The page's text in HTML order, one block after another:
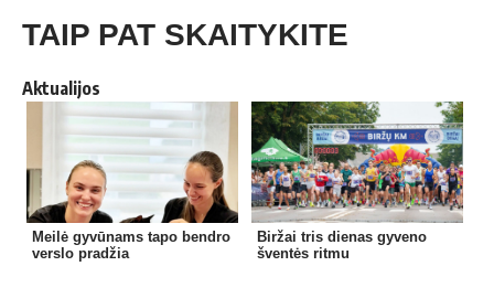
TAIP PAT SKAITYKITE
Aktualijos
Meilė gyvūnams tapo bendro
verslo pradžia
Biržai tris dienas gyveno
šventės ritmu